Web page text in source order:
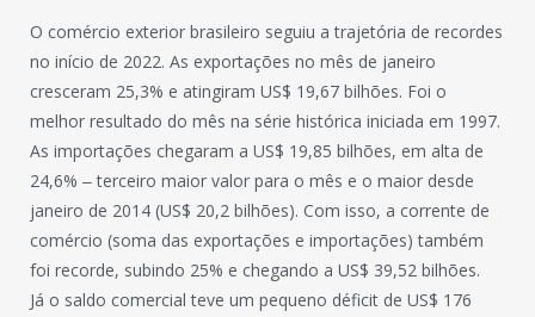
O comércio exterior brasileiro seguiu a trajetória de recordes
no início de 2022. As exportações no mês de janeiro
cresceram 25,3% e atingiram US$ 19,67 bilhões. Foi o
melhor resultado do mês na série histórica iniciada em 1997.
As importações chegaram a US$ 19,85 bilhões, em alta de
24,6% ‒ terceiro maior valor para o mês e o maior desde
janeiro de 2014 (US$ 20,2 bilhões). Com isso, a corrente de
comércio (soma das exportações e importações) também
foi recorde, subindo 25% e chegando a US$ 39,52 bilhões.
Já o saldo comercial teve um pequeno déficit de US$ 176